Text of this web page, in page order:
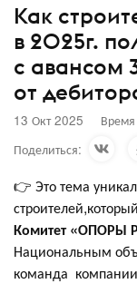
Как
в 2025г.
с авансом
от
13 Окт 2025
Поделиться:
👉 Это тема
Комитет «ОПОРЫ
Национальным
команда компании